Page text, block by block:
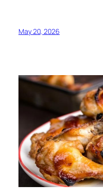
May 20, 2026